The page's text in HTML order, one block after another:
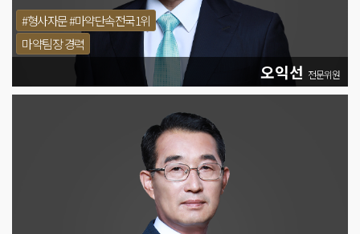
#형사자문 #마약단속전국1위
마약팀장 경력
오익선 전문위원